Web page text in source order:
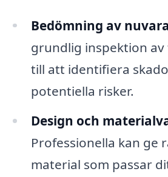
Bedömning av
grundlig inspektion
till att identifiera
potentiella risker.
Design och
Professionella kan ge
material som passar